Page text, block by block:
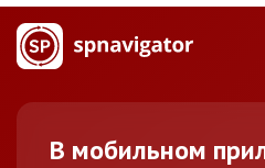
В мобильном